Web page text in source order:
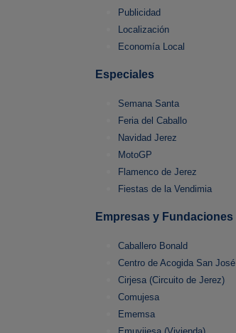
Publicidad
Localización
Economía Local
Especiales
Semana Santa
Feria del Caballo
Navidad Jerez
MotoGP
Flamenco de Jerez
Fiestas de la Vendimia
Empresas y Fundaciones
Caballero Bonald
Centro de Acogida San José
Cirjesa (Circuito de Jerez)
Comujesa
Ememsa